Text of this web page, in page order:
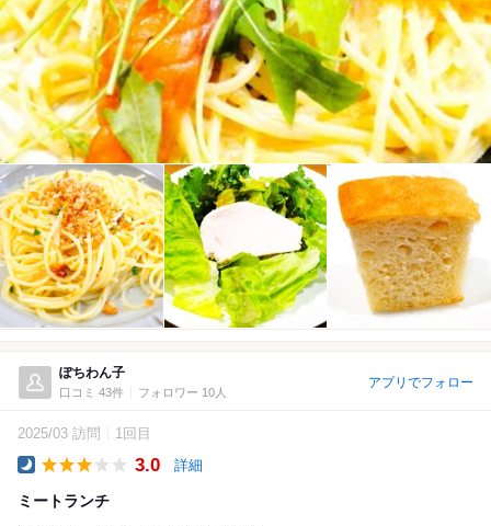
ぽちわん子
口コミ 43件 フォロワー 10人
アプリでフォロー
2025/03 訪問 1回目
3.0 詳細
ミートランチ